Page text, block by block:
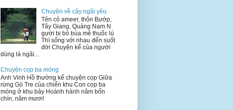
Chuyện về cây ngãi yêu
Tên cỏ ameer, thôn Bướp,
Tây Giang, Quảng Nam N
gười bị bỏ bùa mê thuốc lú
Thì sống với nhau đến suốt
đời Chuyện kể của người
dùng lá ngãi...
Chuyện cọp ba móng
Anh Vinh Hồ thường kể chuyện cọp Giữa
rừng Gò Tre của chiến khu Con cọp ba
móng ở khu bảy Hoành hành năm bốn
chín, năm mươi!